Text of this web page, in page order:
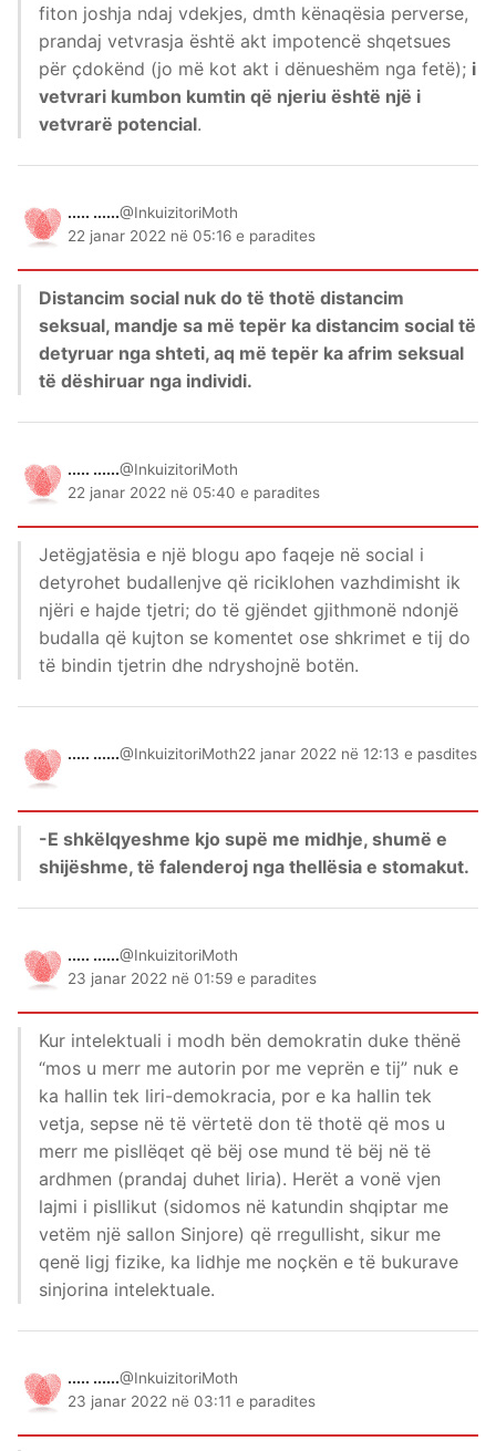
fiton joshja ndaj vdekjes, dmth kënaqësia perverse,
prandaj vetvrasja është akt impotencë shqetsues
për çdokënd (jo më kot akt i dënueshëm nga fetë); i
vetvrari kumbon kumtin që njeriu është një i
vetvrarë potencial.
..... ......@InkuizitoriMoth
22 janar 2022 në 05:16 e paradites
Distancim social nuk do të thotë distancim
seksual, mandje sa më tepër ka distancim social të
detyruar nga shteti, aq më tepër ka afrim seksual
të dëshiruar nga individi.
..... ......@InkuizitoriMoth
22 janar 2022 në 05:40 e paradites
Jetëgjatësia e një blogu apo faqeje në social i
detyrohet budallenjve që riciklohen vazhdimisht ik
njëri e hajde tjetri; do të gjëndet gjithmonë ndonjë
budalla që kujton se komentet ose shkrimet e tij do
të bindin tjetrin dhe ndryshojnë botën.
..... ......@InkuizitoriMoth22 janar 2022 në 12:13 e pasdites
-E shkëlqyeshme kjo supë me midhje, shumë e
shijëshme, të falenderoj nga thellësia e stomakut.
..... ......@InkuizitoriMoth
23 janar 2022 në 01:59 e paradites
Kur intelektuali i modh bën demokratin duke thënë
“mos u merr me autorin por me veprën e tij” nuk e
ka hallin tek liri-demokracia, por e ka hallin tek
vetja, sepse në të vërtetë don të thotë që mos u
merr me pisllëqet që bëj ose mund të bëj në të
ardhmen (prandaj duhet liria). Herët a vonë vjen
lajmi i pisllikut (sidomos në katundin shqiptar me
vetëm një sallon Sinjore) që rregullisht, sikur me
qenë ligj fizike, ka lidhje me noçkën e të bukurave
sinjorina intelektuale.
..... ......@InkuizitoriMoth
23 janar 2022 në 03:11 e paradites